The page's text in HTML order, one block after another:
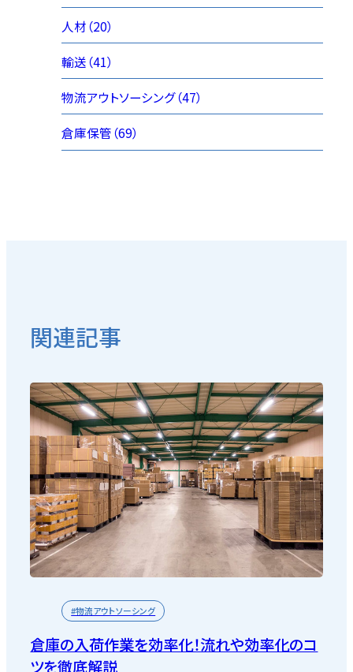
人材（20）
輸送（41）
物流アウトソーシング（47）
倉庫保管（69）
関連記事
#物流アウトソーシング
倉庫の入荷作業を効率化！流れや効率化のコ
ツを徹底解説